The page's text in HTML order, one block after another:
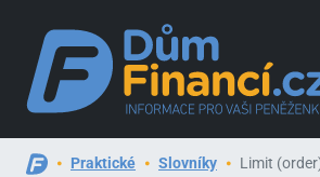
Praktické Slovníky Limit